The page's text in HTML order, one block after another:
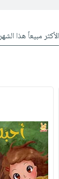
الأكثر مبيعاً هذا